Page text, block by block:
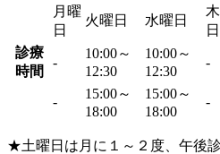
月曜
日
火曜日 水曜日
日
診療
時間
-
10:00～
12:30
10:00～
12:30
-
-
15:00～
18:00
15:00～
18:00
-
★土曜日は月に１～２度、午後